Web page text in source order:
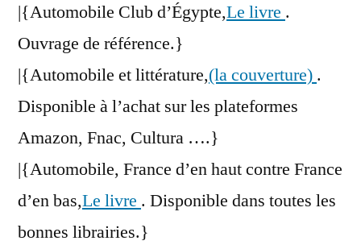
|{Automobile Club d’Égypte,Le livre .
Ouvrage de référence.}
|{Automobile et littérature,(la couverture) .
Disponible à l’achat sur les plateformes
Amazon, Fnac, Cultura ….}
|{Automobile, France d’en haut contre France
d’en bas,Le livre . Disponible dans toutes les
bonnes librairies.}